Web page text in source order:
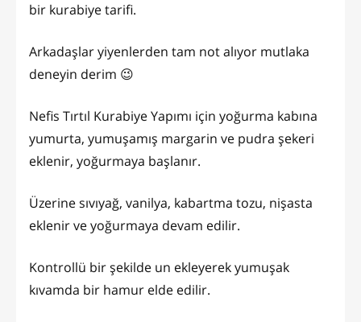
bir kurabiye tarifi.
Arkadaşlar yiyenlerden tam not alıyor mutlaka
deneyin derim 😉
Nefis Tırtıl Kurabiye Yapımı için yoğurma kabına
yumurta, yumuşamış margarin ve pudra şekeri
eklenir, yoğurmaya başlanır.
Üzerine sıvıyağ, vanilya, kabartma tozu, nişasta
eklenir ve yoğurmaya devam edilir.
Kontrollü bir şekilde un ekleyerek yumuşak
kıvamda bir hamur elde edilir.